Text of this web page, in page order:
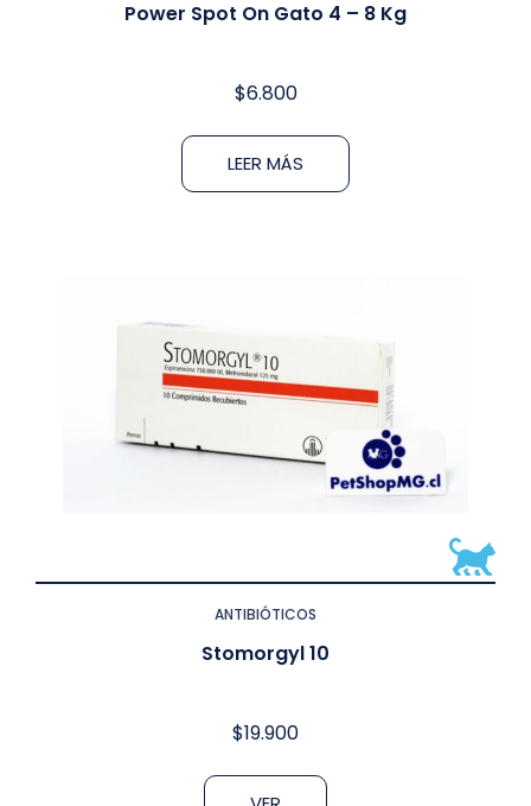
Power Spot On Gato 4 – 8 Kg
$6.800
LEER MÁS
ANTIBIÓTICOS
Stomorgyl 10
$19.900